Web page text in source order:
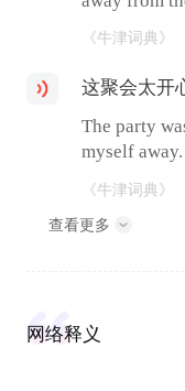
《牛津词典》
这聚会太开
The party
myself away.
《牛津词典》
查看更多
网络释义